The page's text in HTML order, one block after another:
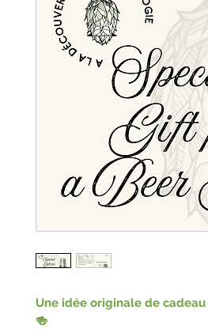
Une idée originale de
🍻